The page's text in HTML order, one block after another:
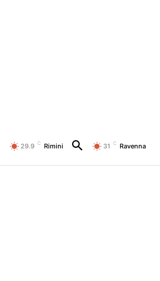
29.9 C Rimini 31 C Ravenna